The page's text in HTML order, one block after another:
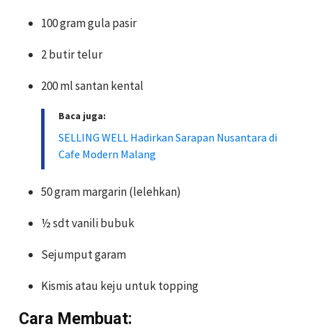
100 gram gula pasir
2 butir telur
200 ml santan kental
Baca juga:
SELLING WELL Hadirkan Sarapan Nusantara di
Cafe Modern Malang
50 gram margarin (lelehkan)
½ sdt vanili bubuk
Sejumput garam
Kismis atau keju untuk topping
Cara Membuat: